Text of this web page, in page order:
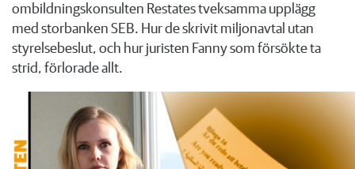
ombildningskonsulten Restates tveksamma upplägg
med storbanken SEB. Hur de skrivit miljonavtal utan
styrelsebeslut, och hur juristen Fanny som försökte ta
strid, förlorade allt.